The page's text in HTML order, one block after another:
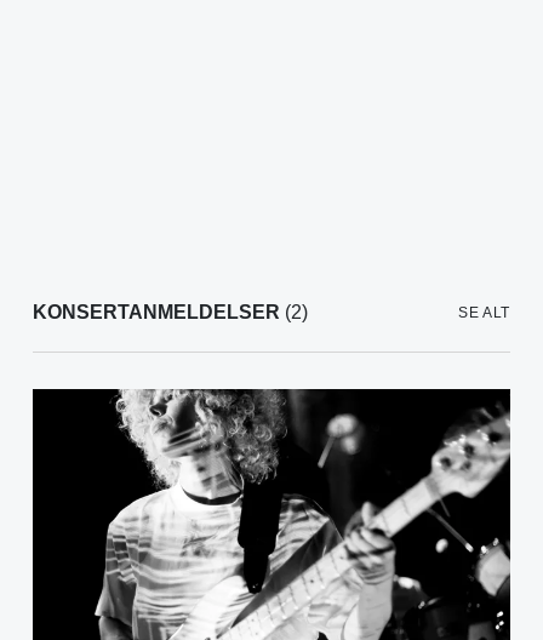
KONSERTANMELDELSER (2) SE ALT